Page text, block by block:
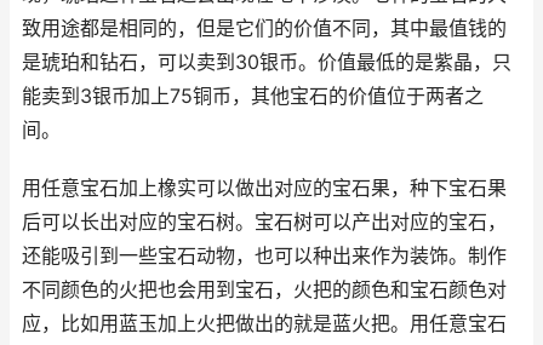
致用途都是相同的，但是它们的价值不同，其中最值钱的
是琥珀和钻石，可以卖到30银币。价值最低的是紫晶，只
能卖到3银币加上75铜币，其他宝石的价值位于两者之
间。
用任意宝石加上橡实可以做出对应的宝石果，种下宝石果
后可以长出对应的宝石树。宝石树可以产出对应的宝石，
还能吸引到一些宝石动物，也可以种出来作为装饰。制作
不同颜色的火把也会用到宝石，火把的颜色和宝石颜色对
应，比如用蓝玉加上火把做出的就是蓝火把。用任意宝石